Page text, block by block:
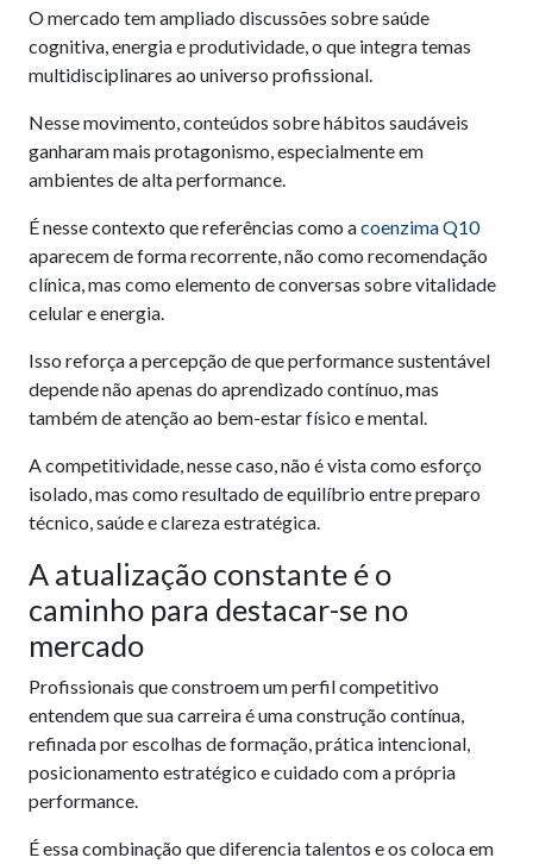
O mercado tem ampliado discussões sobre saúde
cognitiva, energia e produtividade, o que integra temas
multidisciplinares ao universo profissional.
Nesse movimento, conteúdos sobre hábitos saudáveis
ganharam mais protagonismo, especialmente em
ambientes de alta performance.
É nesse contexto que referências como acoenzima Q10
aparecem de forma recorrente, não como recomendação
clínica, mas como elemento de conversas sobre vitalidade
celular e energia.
Isso reforça a percepção de que performance sustentável
depende não apenas do aprendizado contínuo, mas
também de atenção ao bem-estar físico e mental.
A competitividade, nesse caso, não é vista como esforço
isolado, mas como resultado de equilíbrio entre preparo
técnico, saúde e clareza estratégica.
A atualização constante é o
caminho para destacar-se no
mercado
Profissionais que constroem um perfil competitivo
entendem que sua carreira é uma construção contínua,
refinada por escolhas de formação, prática intencional,
posicionamento estratégico e cuidado com a própria
performance.
É essa combinação que diferencia talentos e os coloca em